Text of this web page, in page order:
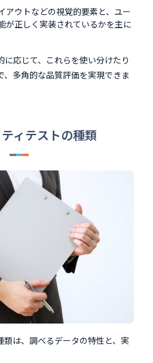
アウトなどの視覚的要素と、ユー
が正しく実装されているかを主に
応じて、これらを使い分けたり
多角的な品質評価を実現できま
ィテストの種類
類は、調べるデータの特性と、実